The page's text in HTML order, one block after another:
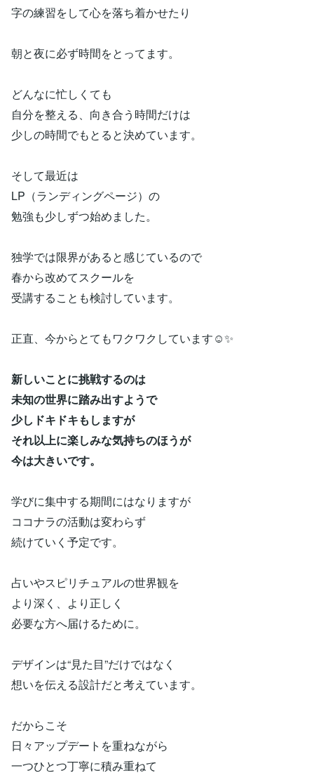
字の練習をして心を落ち着かせたり
朝と夜に必ず時間をとってます。
どんなに忙しくても
自分を整える、向き合う時間だけは
少しの時間でもとると決めています。
そして最近は
LP（ランディングページ）の
勉強も少しずつ始めました。
独学では限界があると感じているので
春から改めてスクールを
受講することも検討しています。
正直、今からとてもワクワクしています☺️✨
新しいことに挑戦するのは
未知の世界に踏み出すようで
少しドキドキもしますが
それ以上に楽しみな気持ちのほうが
今は大きいです。
学びに集中する期間にはなりますが
ココナラの活動は変わらず
続けていく予定です。
占いやスピリチュアルの世界観を
より深く、より正しく
必要な方へ届けるために。
デザインは“見た目”だけではなく
想いを伝える設計だと考えています。
だからこそ
日々アップデートを重ねながら
一つひとつ丁寧に積み重ねて